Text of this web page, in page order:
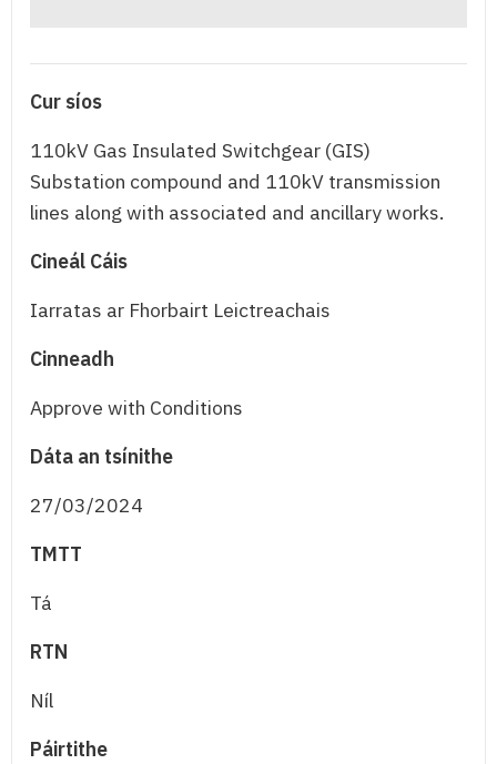
Cur síos
110kV Gas Insulated Switchgear (GIS)
Substation compound and 110kV transmission
lines along with associated and ancillary works.
Cineál Cáis
Iarratas ar Fhorbairt Leictreachais
Cinneadh
Approve with Conditions
Dáta an tsínithe
27/03/2024
TMTT
Tá
RTN
Níl
Páirtithe